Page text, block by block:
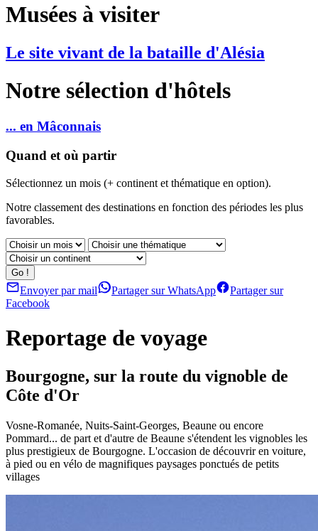
Musées à visiter
Le site vivant de la bataille d'Alésia
Notre sélection d'hôtels
... en Mâconnais
Quand et où partir
Sélectionnez un mois (+ continent et thématique en option).
Notre classement des destinations en fonction des périodes les plus
favorables.
Envoyer par mail Partager sur WhatsApp
Partager sur
Facebook
Reportage de voyage
Bourgogne, sur la route du vignoble de
Côte d'Or
Vosne-Romanée, Nuits-Saint-Georges, Beaune ou encore
Pommard... de part et d'autre de Beaune s'étendent les vignobles les
plus prestigieux de Bourgogne. L'occasion de découvrir en voiture,
à pied ou en vélo de magnifiques paysages ponctués de petits
villages